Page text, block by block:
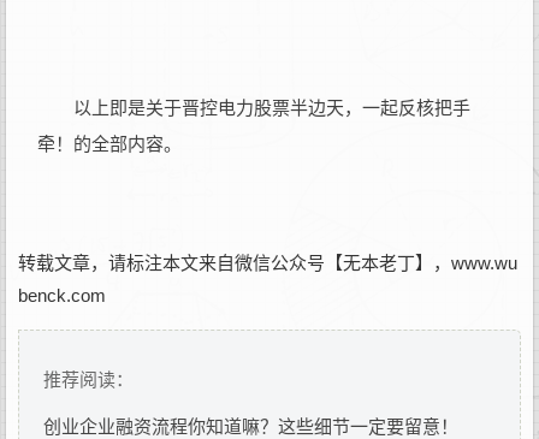
以上即是关于晋控电力股票半边天，一起反核把手
牵！的全部内容。
转载文章，请标注本文来自微信公众号【无本老丁】，www.wu
benck.com
推荐阅读：
创业企业融资流程你知道嘛？这些细节一定要留意！